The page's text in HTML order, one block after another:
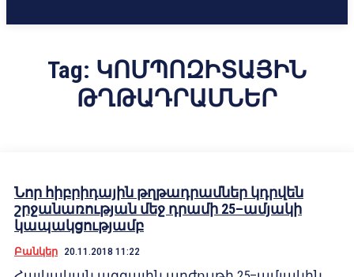
Tag: ԿՈՄՊՈԶԻՏԱՅԻՆ
ԹՂԹԱԴՐԱՄՆԵՐ
Նոր հիբրիդային թղթադրամներ կդրվեն
շրջանառության մեջ դրամի 25–ամյակի
կապակցությամբ
Բանկեր 20.11.2018 11:22